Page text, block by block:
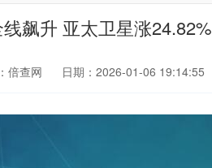
飙升 亚太卫星涨24.82%
倍查网 日期：2026-01-06 19:14:55